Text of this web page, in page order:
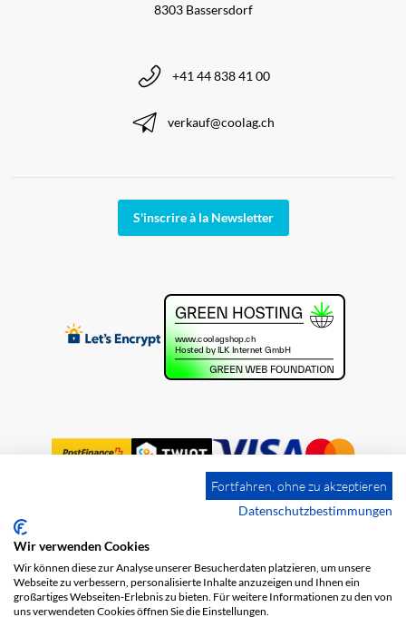
8303 Bassersdorf
+41 44 838 41 00
verkauf@coolag.ch
S'inscrire à la Newsletter
Impression
Protection des données
Fortfahren, ohne zu akzeptieren
Datenschutzbestimmungen
Wir verwenden Cookies
Wir können diese zur Analyse unserer Besucherdaten platzieren, um unsere
Webseite zu verbessern, personalisierte Inhalte anzuzeigen und Ihnen ein
großartiges Webseiten-Erlebnis zu bieten. Für weitere Informationen zu den von
uns verwendeten Cookies öffnen Sie die Einstellungen.